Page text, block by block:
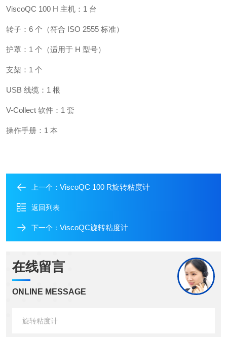
ViscoQC 100 H 主机：1 台
转子：6 个（符合 ISO 2555 标准）
护罩：1 个（适用于 H 型号）
支架：1 个
USB 线缆：1 根
V-Collect 软件：1 套
操作手册：1 本
上一个： ViscoQC 100 R旋转粘度计
返回列表
下一个： ViscoQC旋转粘度计
在线留言
ONLINE MESSAGE